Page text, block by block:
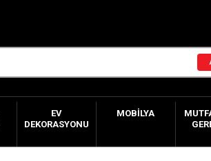
EV
DEKORASYONU
MOBILYA